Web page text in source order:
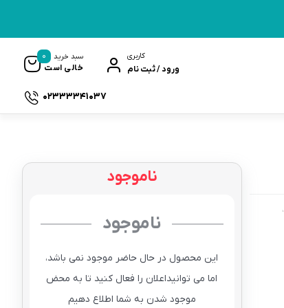
کاربری
ورود / ثبت نام
سبد خرید
خالی است
0
02333341037
ناموجود
ناموجود
این محصول در حال حاضر موجود نمی باشد،
اما می توانیداعلان را فعال کنید تا به محض
موجود شدن به شما اطلاع دهیم